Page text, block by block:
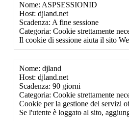
Nome: ASPSESSIONID
Host: djland.net
Scadenza: A fine sessione
Categoria: Cookie strettamente
Il cookie di sessione aiuta il sito
Nome: djland
Host: djland.net
Scadenza: 90 giorni
Categoria: Cookie strettamente
Cookie per la gestione dei servizi
Se l'utente è loggato al sito,